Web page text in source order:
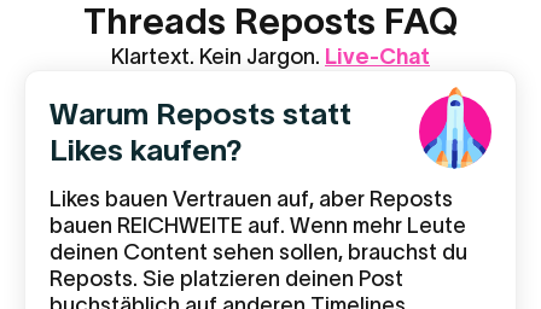
Threads Reposts FAQ
Klartext. Kein Jargon. Live-Chat
Warum Reposts statt
Likes kaufen?
Likes bauen Vertrauen auf, aber Reposts
bauen REICHWEITE auf. Wenn mehr Leute
deinen Content sehen sollen, brauchst du
Reposts. Sie platzieren deinen Post